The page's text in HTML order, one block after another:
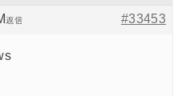
#33453
返信